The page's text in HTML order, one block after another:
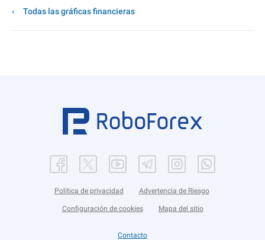
Todas las gráficas financieras
Política de privacidad Advertencia de Riesgo
Configuración de cookies Mapa del sitio
Contacto